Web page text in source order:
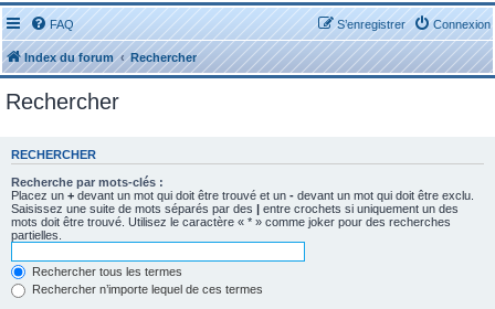
FAQ Connexion
S’enregistrer
Index du forum Rechercher
Rechercher
RECHERCHER
Recherche par mots-clés :
Placez un + devant un mot qui doit être trouvé et un - devant un mot qui doit être exclu.
Saisissez une suite de mots séparés par des | entre crochets si uniquement un des
mots doit être trouvé. Utilisez le caractère « * » comme joker pour des recherches
partielles.
Rechercher tous les termes
Rechercher n’importe lequel de ces termes